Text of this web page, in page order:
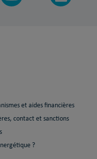
et aides financières
contact et sanctions
?